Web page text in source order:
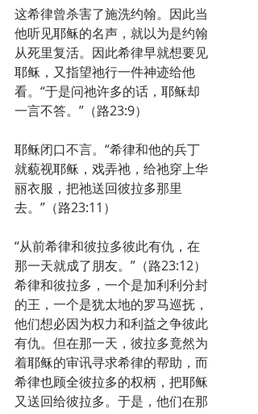
这希律曾杀害了施洗约翰。因此当
他听见耶稣的名声，就以为是约翰
从死里复活。因此希律早就想要见
耶稣，又指望祂行一件神迹给他
看。“于是问祂许多的话，耶稣却
一言不答。”（路23:9）
耶稣闭口不言。“希律和他的兵丁
就藐视耶稣，戏弄祂，给祂穿上华
丽衣服，把祂送回彼拉多那里
去。”（路23:11）
“从前希律和彼拉多彼此有仇，在
那一天就成了朋友。”（路23:12）
希律和彼拉多，一个是加利利分封
的王，一个是犹太地的罗马巡抚，
他们想必因为权力和利益之争彼此
有仇。但在那一天，彼拉多竟然为
着耶稣的审讯寻求希律的帮助，而
希律也顾全彼拉多的权柄，把耶稣
又送回给彼拉多。于是，他们在那